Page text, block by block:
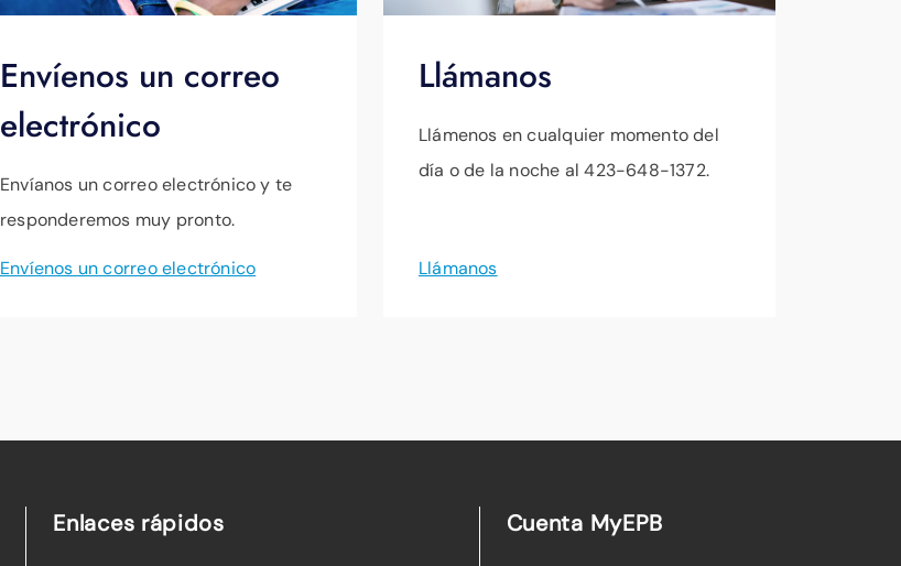
Envíenos un correo
electrónico
Envíanos un correo electrónico y te
responderemos muy pronto.
Envíenos un correo electrónico
Llámanos
Llámenos en cualquier momento del
día o de la noche al 423-648-1372.
Llámanos
Enlaces rápidos Cuenta MyEPB